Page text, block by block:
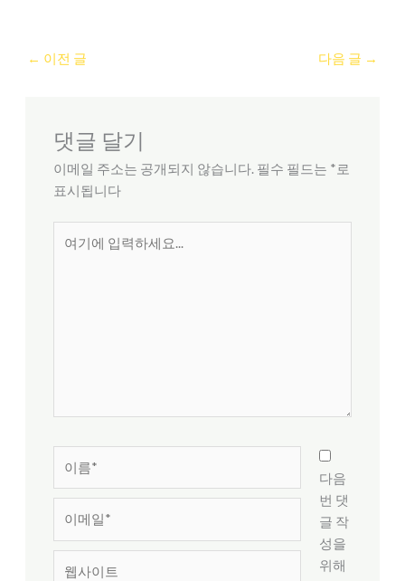
← 이전 글 다음 글 →
댓글 달기
이메일 주소는 공개되지 않습니다. 필수 필드는 *로
표시됩니다
*
일
다음
번 댓
글 작
성을
위해